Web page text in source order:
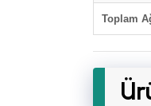
Toplam